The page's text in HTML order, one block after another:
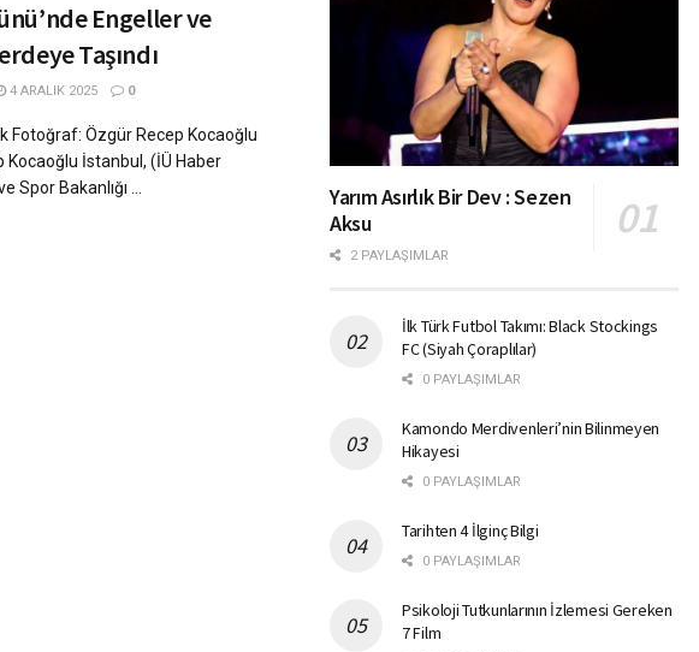
Engeller ve
Taşındı
4 ARALIK 2025 0
Fotoğraf: Özgür Recep Kocaoğlu
Kocaoğlu İstanbul, (İÜ Haber
Spor Bakanlığı ...
Yarım Asırlık Bir Dev : Sezen
Aksu
2 PAYLAŞIMLAR
İlk Türk Futbol Takımı: Black Stockings
FC (Siyah Çoraplılar)
0 PAYLAŞIMLAR
Kamondo Merdivenleri’nin Bilinmeyen
Hikayesi
0 PAYLAŞIMLAR
Tarihten 4 İlginç Bilgi
0 PAYLAŞIMLAR
Psikoloji Tutkunlarının İzlemesi Gereken
7 Film